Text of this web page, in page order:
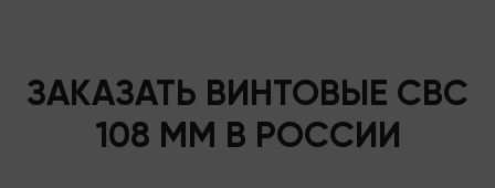
ЗАКАЗАТЬ ВИНТОВЫЕ СВС
108 ММ В РОССИИ